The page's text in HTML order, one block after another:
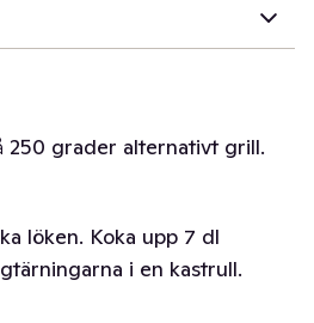
250 grader alternativt grill.
löken. Koka upp 7 dl
i en kastrull.